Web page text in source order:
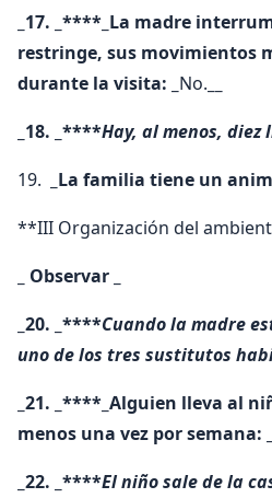
_17. _****_La madre
restringe, sus movimientos
durante la visita: _ No.
_18. _****Hay, al menos,
19.
_La familia tiene un
**III Organización del
_ Observar _
_20. _****Cuando la madre
uno de los tres sustitutos
_21. _****_Alguien lleva al
menos una vez por semana: _
_22. _****El niño sale de la